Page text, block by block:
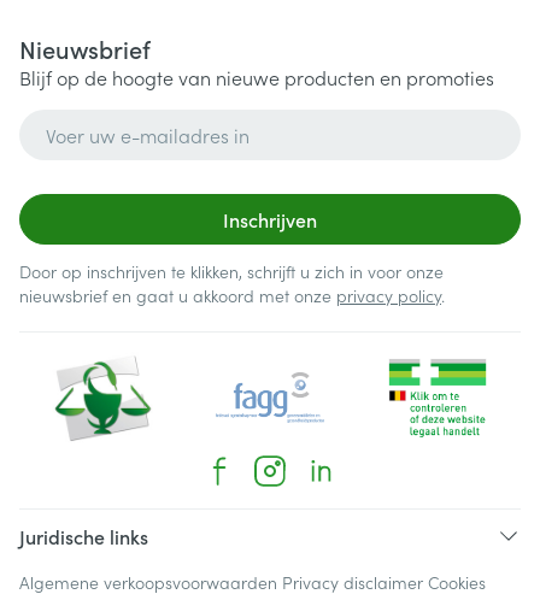
Nieuwsbrief
Blijf op de hoogte van nieuwe producten en promoties
Inschrijven
Door op inschrijven te klikken, schrijft u zich in voor onze
nieuwsbrief en gaat u akkoord met onze privacy policy.
Juridische links
Algemene verkoopsvoorwaarden Privacy disclaimer Cookies